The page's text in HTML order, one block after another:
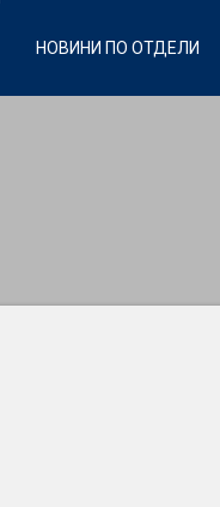
НОВИНИ ПО ОТДЕЛИ